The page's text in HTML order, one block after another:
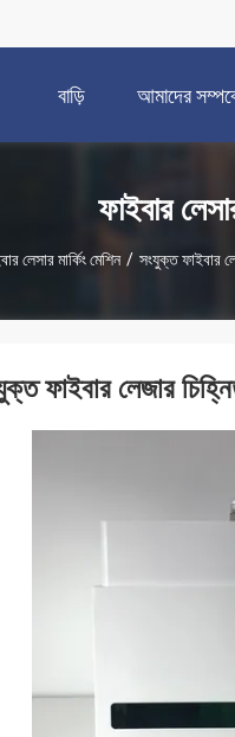
বাড়ি আমাদের
ফাইবার
লেসার মার্কিং মেশিন / সংযুক্ত ফাইবার
ফাইবার লেজার